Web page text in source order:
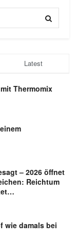
Latest
Thermomix
– 2026 öffnet
Reichtum
wie damals bei